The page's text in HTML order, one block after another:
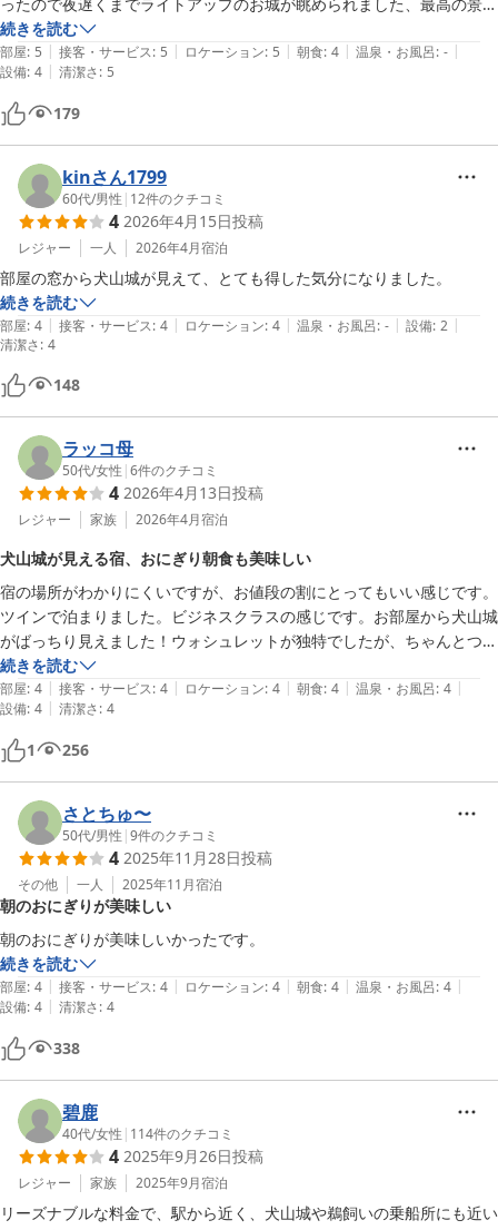
です。クセありの洗面の蛇口は、他の方の口コミで学習済みだったの
で、思ったほど不便ではありませんでした。朝食のおにぎり2個で、お
腹いっぱいになりました。雨が振りそうだったので、犬山城近くの駐車
場に停めましたが、ホテルの駐車場に置いて出かけてもよいとの案内も
してもらいました。
続きを読む
部屋: 5 | 接客・サービス: 5 | ロケーション: 5 | 朝食: 4 | 温泉・お風呂: - |
設備: 4 | 清潔さ: 5
179
kinさん1799
60代/男性 | 12件のクチコミ
4 2026年4月15日投稿
レジャー 一人 2026年4月宿泊
部屋の窓から犬山城が見えて、とても得した気分になりました。
続きを読む
部屋: 4 | 接客・サービス: 4 | ロケーション: 4 | 温泉・お風呂: - | 設備: 2 |
清潔さ: 4
148
ラッコ母
50代/女性 |6件のクチコミ
4 2026年4月13日投稿
レジャー 家族 2026年4月宿泊
犬山城が見える宿、おにぎり朝食も美味しい
宿の場所がわかりにくいですが、お値段の割にとってもいい感じです。
ツインで泊まりました。ビジネスクラスの感じです。お部屋から犬山城
がばっちり見えました！ウォシュレットが独特でしたが、ちゃんとつい
てます。朝のおにぎり朝食は、チェックイン時に伝えた時間にお部屋の
前に届きました。美味しかったです。
犬山城に行くなら10分くらいで着きます。日曜日だったので、朝市も
やっていて楽しかったです。フロントはびっくりするくらい狭いです
が、優しい接客でした。
続きを読む
部屋: 4 | 接客・サービス: 4 | ロケーション: 4 | 朝食: 4 | 温泉・お風呂: 4 |
設備: 4 | 清潔さ: 4
1 256
さとちゅ〜
50代/男性 |9件のクチコミ
4 2025年11月28日投稿
その他 一人 2025年11月宿泊
朝のおにぎりが美味しい
朝のおにぎりが美味しいかったです。
続きを読む
部屋: 4 | 接客・サービス: 4 | ロケーション: 4 | 朝食: 4 | 温泉・お風呂: 4 |
設備: 4 | 清潔さ: 4
338
碧鹿
40代/女性 | 114件のクチコミ
4 2025年9月26日投稿
レジャー 家族 2025年9月宿泊
リーズナブルな料金で、駅から近く、犬山城や鵜飼いの乗船所にも近い